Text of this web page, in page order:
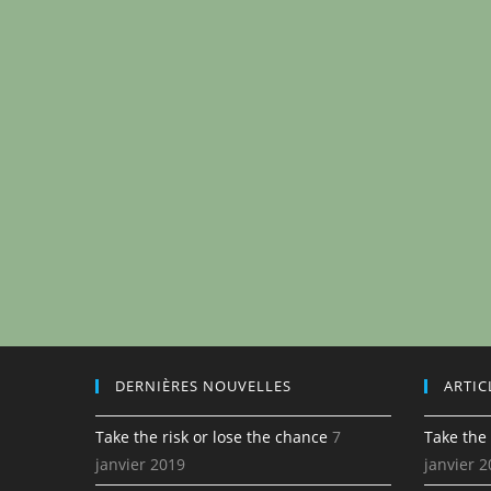
DERNIÈRES NOUVELLES
Take the risk or lose the chance 7
janvier 2019
Take
janvier